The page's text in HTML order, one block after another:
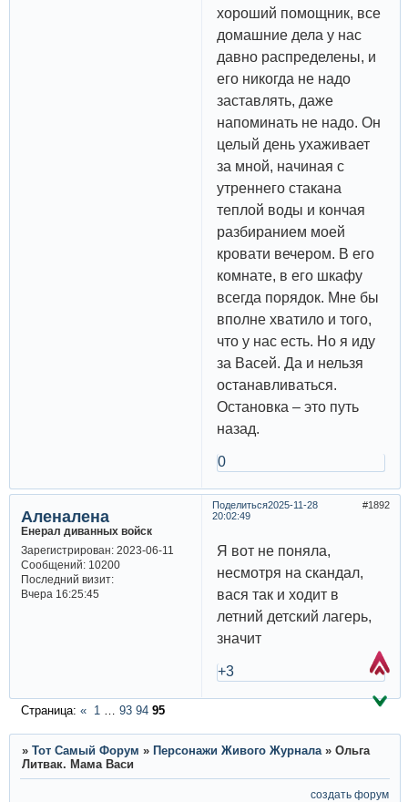
хороший помощник, все
домашние дела у нас
давно распределены, и
его никогда не надо
заставлять, даже
напоминать не надо. Он
целый день ухаживает
за мной, начиная с
утреннего стакана
теплой воды и кончая
разбиранием моей
кровати вечером. В его
комнате, в его шкафу
всегда порядок. Мне бы
вполне хватило и того,
что у нас есть. Но я иду
за Васей. Да и нельзя
останавливаться.
Остановка – это путь
назад.
0
Поделиться 1892
2025-11-28
20:02:49
Аленалена
Енерал диванных войск
Зарегистрирован: 2023-06-11
Сообщений:10200
Последний визит:
Вчера 16:25:45
Я вот не поняла,
несмотря на скандал,
вася так и ходит в
летний детский лагерь,
значит
+3
Страница: « 1 93 94 95
» Тот Самый Форум » Персонажи Живого Журнала » Ольга
Литвак. Мама Васи
создать форум